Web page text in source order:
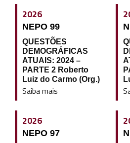
2026
NEPO 99
QUESTÕES
DEMOGRÁFICAS
ATUAIS: 2024 –
PARTE 2 Roberto
Luiz do Carmo (Org.)
Saiba mais
2026
NEPO 97